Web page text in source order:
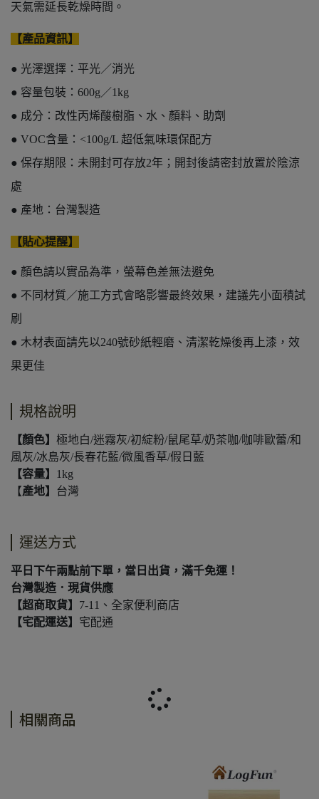
天氣需延長乾燥時間。
【產品資訊】
● 光澤選擇：平光／消光
● 容量包裝：600g／1kg
● 成分：改性丙烯酸樹脂、水、顏料、助劑
● VOC含量：<100g/L 超低氣味環保配方
● 保存期限：未開封可存放2年；開封後請密封放置於陰涼
處
● 產地：台灣製造
【貼心提醒】
● 顏色請以實品為準，螢幕色差無法避免
● 不同材質／施工方式會略影響最終效果，建議先小面積試
刷
● 木材表面請先以240號砂紙輕磨、清潔乾燥後再上漆，效
果更佳
規格說明
【顏色】 極地白/迷霧灰/初綻粉/鼠尾草/奶茶咖/咖啡歐蕾/和
風灰/冰島灰/長春花藍/微風香草/假日藍
【容量】 1kg
【產地】 台灣
運送方式
平日下午兩點前下單，當日出貨，滿千免運！
台灣製造．現貨供應
【超商取貨】 7-11、全家便利商店
【宅配運送】 宅配通
相關商品